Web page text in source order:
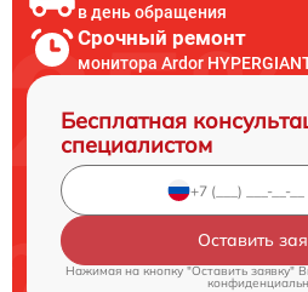
в день обращения
Срочный ремонт
монитора Ardor
Бесплатная
специалистом
Оставить
Нажимая на кнопку "Оставить заявку"